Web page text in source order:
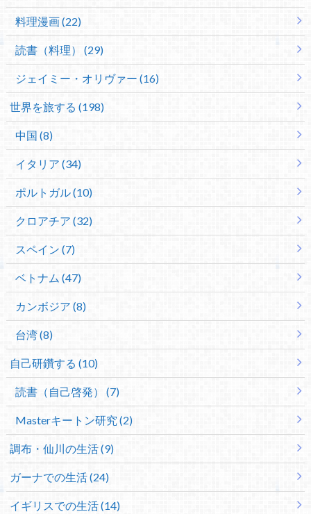
料理漫画 (22)
読書（料理） (29)
ジェイミー・オリヴァー (16)
世界を旅する (198)
中国 (8)
イタリア (34)
ポルトガル (10)
クロアチア (32)
スペイン (7)
ベトナム (47)
カンボジア (8)
台湾 (8)
自己研鑽する (10)
読書（自己啓発） (7)
Masterキートン研究 (2)
調布・仙川の生活 (9)
ガーナでの生活 (24)
イギリスでの生活 (14)